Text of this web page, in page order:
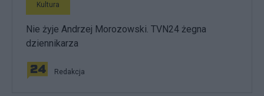
Kultura
Nie żyje Andrzej Morozowski. TVN24 żegna
dziennikarza
Redakcja